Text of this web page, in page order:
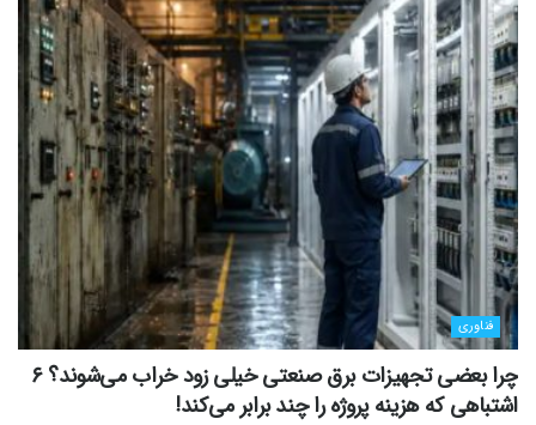
فناوری
چرا بعضی تجهیزات برق صنعتی خیلی زود خراب می‌شوند؟ ۶
اشتباهی که هزینه پروژه را چند برابر می‌کند!